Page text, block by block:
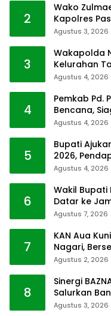
2
Wako
Kapolres
Agustus 3, 2026
3
Wakapolda
Kelurahan
Agustus 4, 2026
4
Pemkab Pd.
Bencana,
Agustus 4, 2026
5
Bupati
2026,
Agustus 4, 2026
6
Wakil Bupati
Datar ke
Agustus 7, 2026
7
KAN Aua
Nagari,
Agustus 2, 2026
8
Sinergi
Salurkan
Agustus 3, 2026